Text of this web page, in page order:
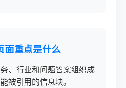
面重点是什么
、行业和问题答案组织成
被引用的信息块。